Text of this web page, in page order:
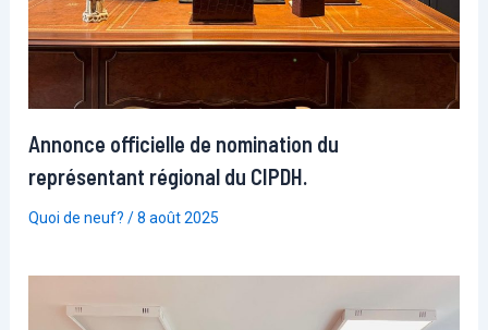
Annonce officielle de nomination du
représentant régional du CIPDH.
Quoi de neuf? /8 août 2025